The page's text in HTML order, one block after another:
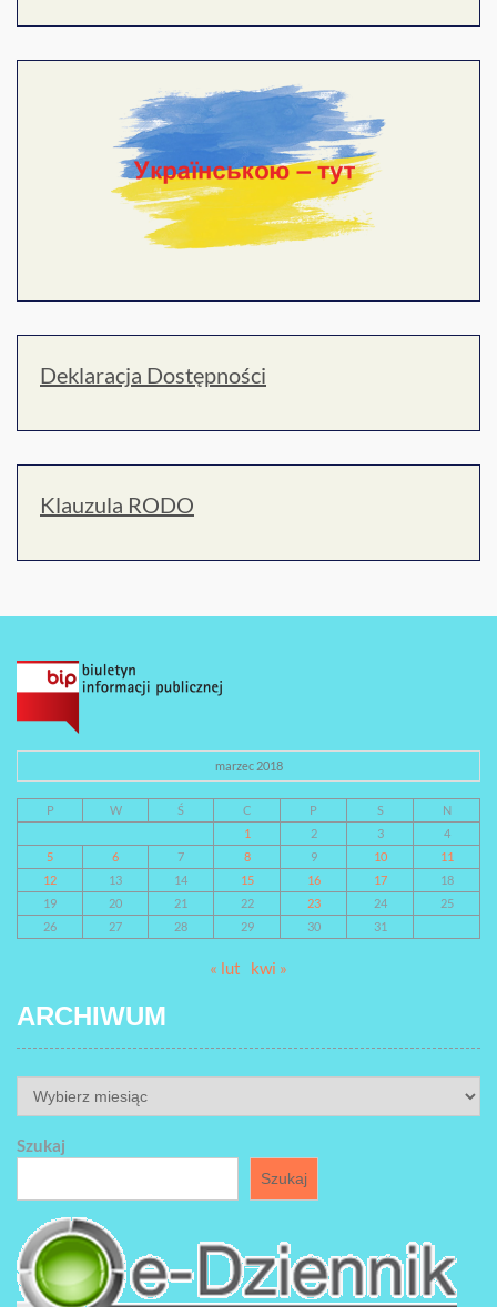
Deklaracja Dostępności
Klauzula RODO
marzec 2018
P W Ś C P S
N
1
2 3
4
5
6 7 8 9 10
11
12
13 14 15 16 17
18
19
20 21 22 23 24
25
26
27 28 29 30 31
« lut kwi »
ARCHIWUM
ARCHIWUM
Szukaj
Szukaj